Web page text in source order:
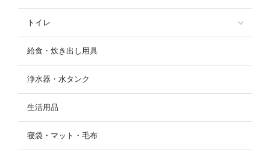
トイレ
給食・炊き出し用具
浄水器・水タンク
生活用品
寝袋・マット・毛布